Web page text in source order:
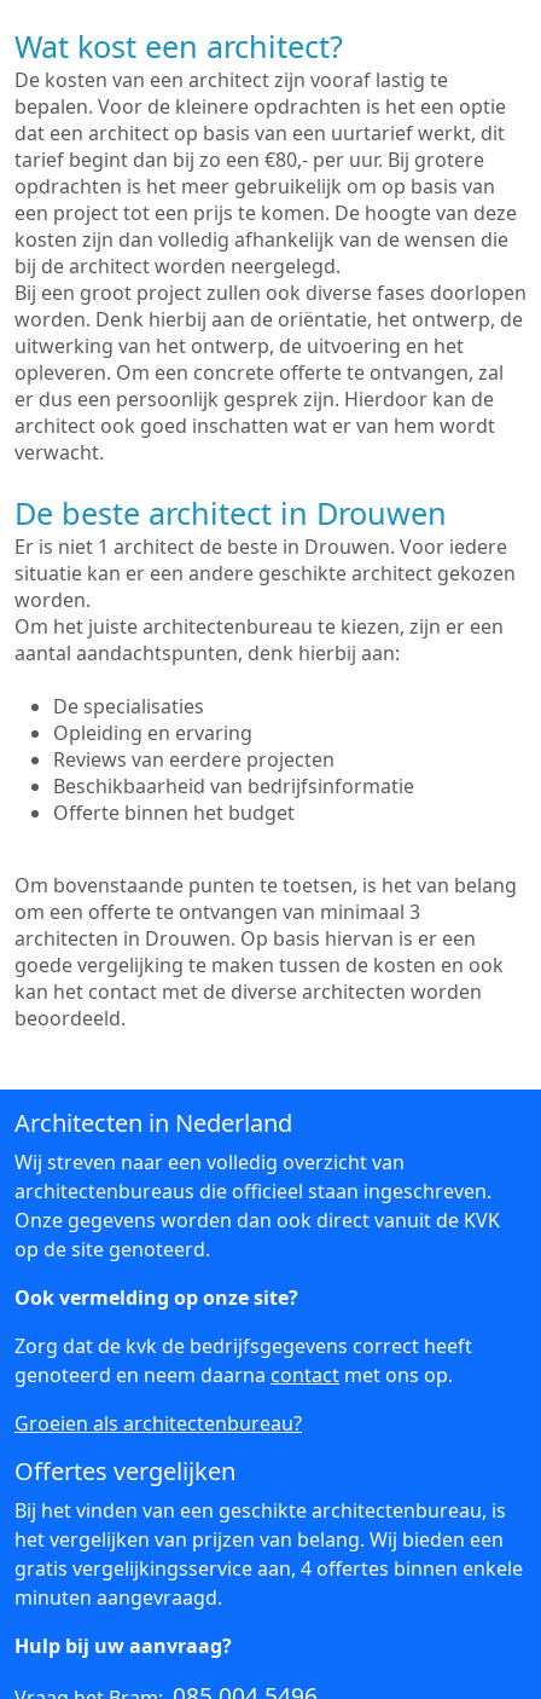
Wat kost een architect?
De kosten van een architect zijn vooraf lastig te
bepalen. Voor de kleinere opdrachten is het een optie
dat een architect op basis van een uurtarief werkt, dit
tarief begint dan bij zo een €80,- per uur. Bij grotere
opdrachten is het meer gebruikelijk om op basis van
een project tot een prijs te komen. De hoogte van deze
kosten zijn dan volledig afhankelijk van de wensen die
bij de architect worden neergelegd.
Bij een groot project zullen ook diverse fases doorlopen
worden. Denk hierbij aan de oriëntatie, het ontwerp, de
uitwerking van het ontwerp, de uitvoering en het
opleveren. Om een concrete offerte te ontvangen, zal
er dus een persoonlijk gesprek zijn. Hierdoor kan de
architect ook goed inschatten wat er van hem wordt
verwacht.
De beste architect in Drouwen
Er is niet 1 architect de beste in Drouwen. Voor iedere
situatie kan er een andere geschikte architect gekozen
worden.
Om het juiste architectenbureau te kiezen, zijn er een
aantal aandachtspunten, denk hierbij aan:
De specialisaties
Opleiding en ervaring
Reviews van eerdere projecten
Beschikbaarheid van bedrijfsinformatie
Offerte binnen het budget
Om bovenstaande punten te toetsen, is het van belang
om een offerte te ontvangen van minimaal 3
architecten in Drouwen. Op basis hiervan is er een
goede vergelijking te maken tussen de kosten en ook
kan het contact met de diverse architecten worden
beoordeeld.
Architecten in Nederland
Wij streven naar een volledig overzicht van
architectenbureaus die officieel staan ingeschreven.
Onze gegevens worden dan ook direct vanuit de KVK
op de site genoteerd.
Ook vermelding op onze site?
Zorg dat de kvk de bedrijfsgegevens correct heeft
genoteerd en neem daarna contact met ons op.
Groeien als architectenbureau?
Offertes vergelijken
Bij het vinden van een geschikte architectenbureau, is
het vergelijken van prijzen van belang. Wij bieden een
gratis vergelijkingsservice aan, 4 offertes binnen enkele
minuten aangevraagd.
Hulp bij uw aanvraag?